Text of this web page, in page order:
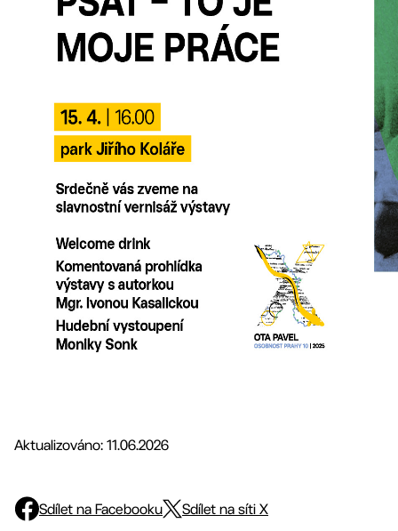
Aktualizováno: 11.06.2026
Sdílet na Facebooku Sdílet na síti X